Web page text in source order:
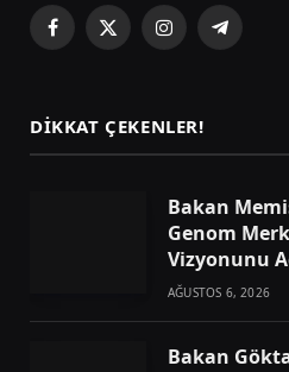
Facebook
X
InstagramTelegram
DIKKAT ÇEKENLER!
Bakan
Genom
Vizyonunu
AĞUSTOS 6, 2026
Bakan